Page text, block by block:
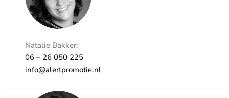
Natalie Bakker:
06 – 26 050 225
info@alertpromotie.nl